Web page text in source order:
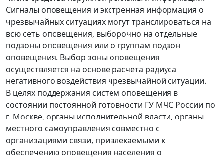
Сигналы оповещения и экстренная информация о
чрезвычайных ситуациях могут транслироваться на
всю сеть оповещения, выборочно на отдельные
подзоны оповещения или о группам подзон
оповещения. Выбор зоны оповещения
осуществляется на основе расчета радиуса
негативного воздействия чрезвычайной ситуации.
В целях поддержания систем оповещения в
состоянии постоянной готовности ГУ МЧС России по
г. Москве, органы исполнительной власти, органы
местного самоуправления совместно с
организациями связи, привлекаемыми к
обеспечению оповещения населения о